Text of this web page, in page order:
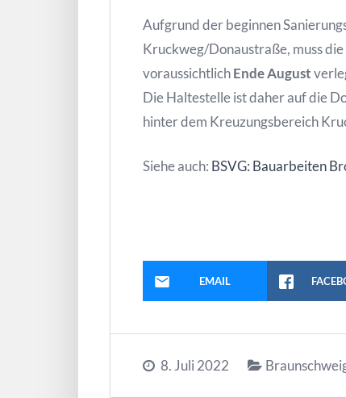
Aufgrund der beginnen
Kruckweg/Donaustraße, muss
voraussichtlichEnde August
Die Haltestelle ist daher auf die
hinter dem Kreuzungsbereich
Siehe auch: BSVG: Bauarbeiten
EMAIL
8. Juli 2022